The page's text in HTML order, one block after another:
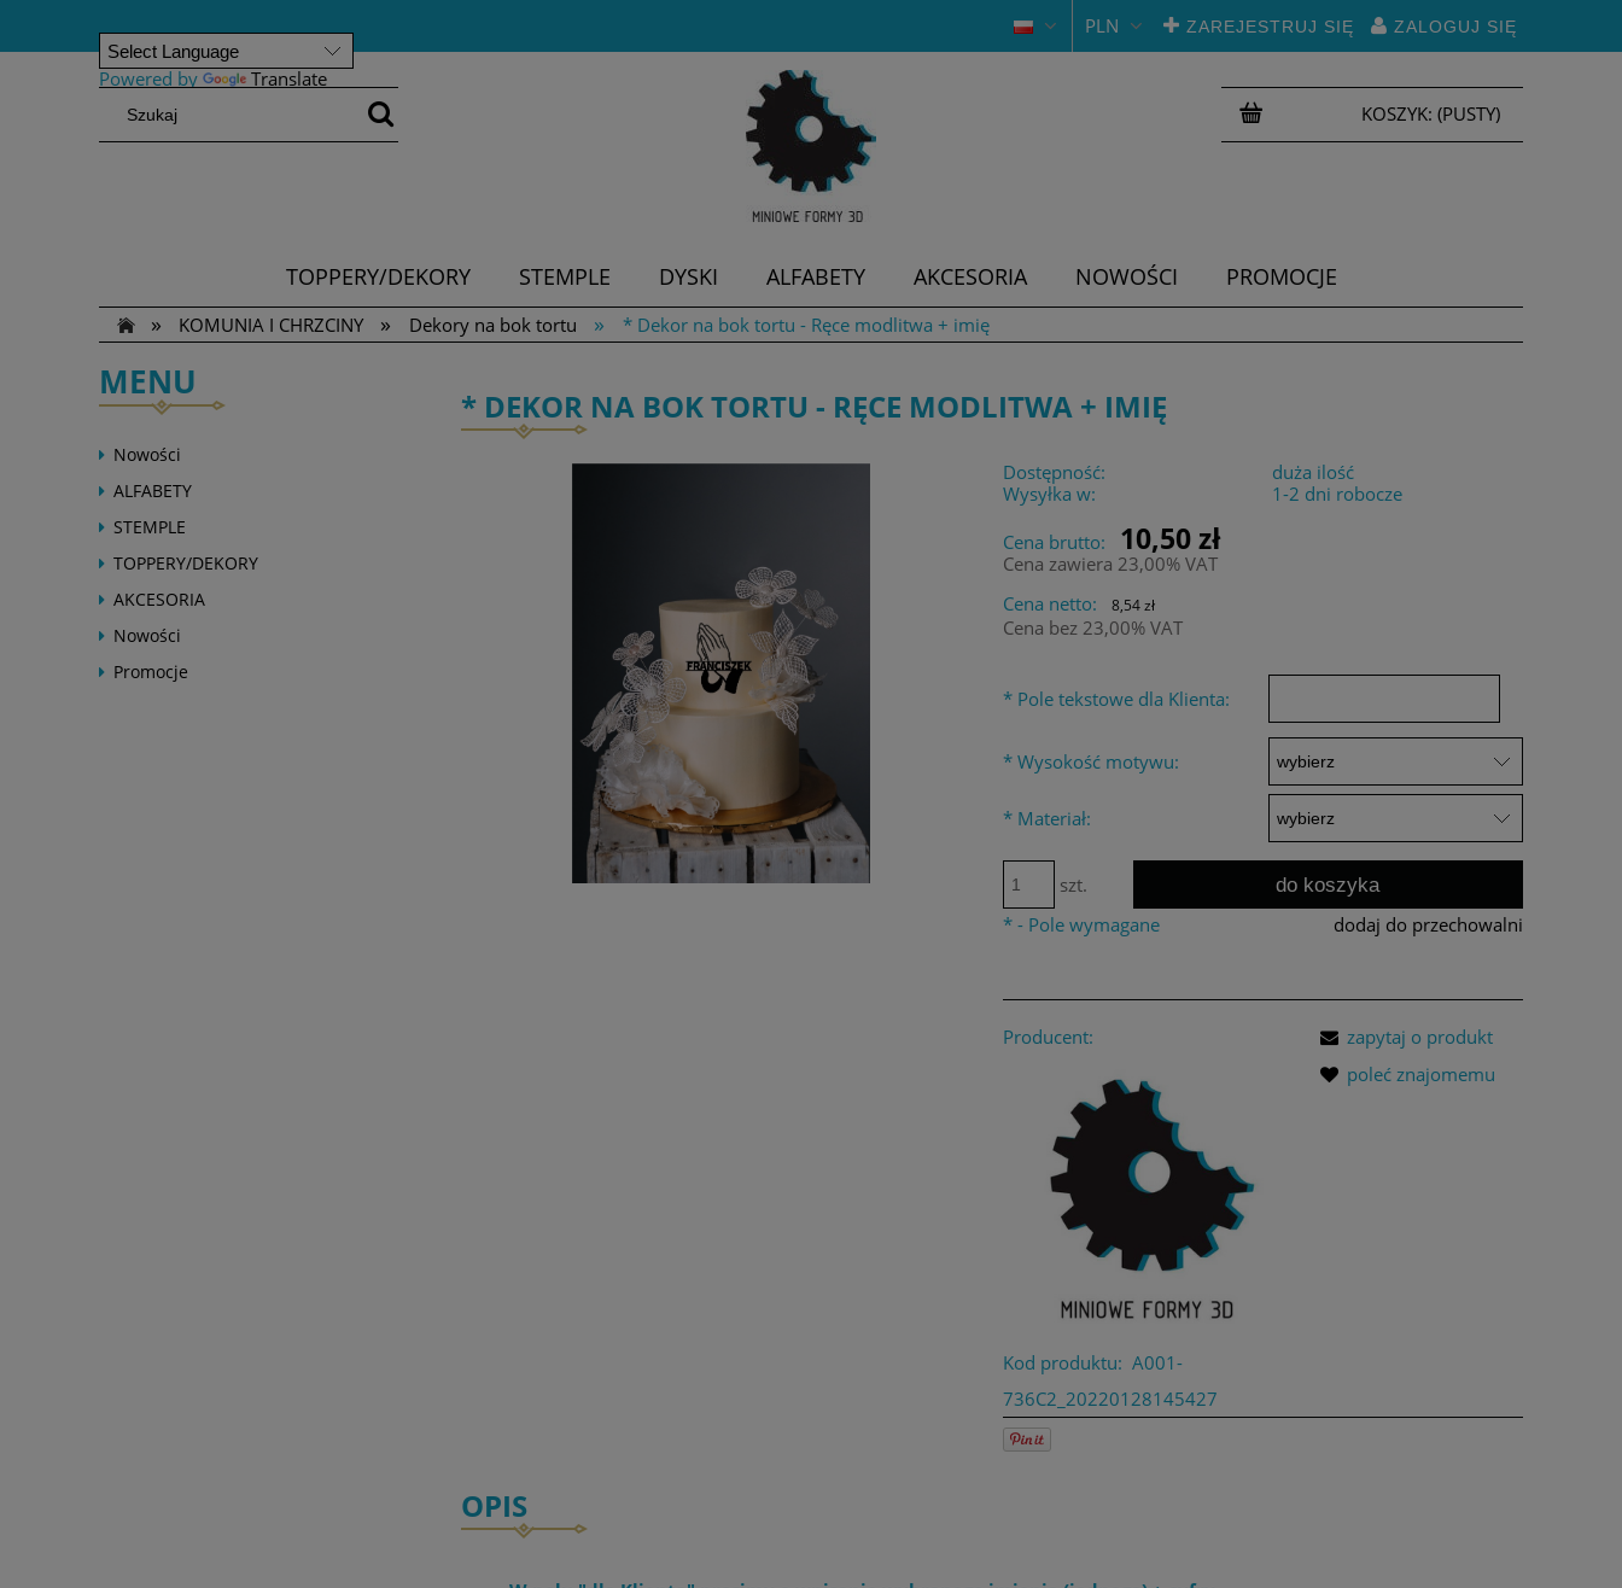
Powered by Translate
ZAREJESTRUJ SIĘ ZALOGUJ SIĘ
PLN
KOSZYK: (PUSTY)
TOPPERY/DEKORY STEMPLE DYSKI ALFABETY AKCESORIA NOWOŚCI
PROMOCJE
»
KOMUNIA I CHRZCINY » Dekory na bok tortu » * Dekor na bok tortu - Ręce modlitwa + imię
MENU
Nowości
ALFABETY
STEMPLE
TOPPERY/DEKORY
AKCESORIA
Nowości
Promocje
* DEKOR NA BOK TORTU - RĘCE MODLITWA + IMIĘ
Dostępność:
duża ilość
Wysyłka w:
1-2 dni robocze
Cena brutto:
10,50 zł
Cena zawiera 23,00% VAT
Cena netto:
8,54 zł
Cena bez 23,00% VAT
* Pole tekstowe dla Klienta:
* Wysokość motywu:
* Materiał:
szt.
do koszyka
dodaj do przechowalni
* - Pole wymagane
Producent:
Kod produktu: A001-
736C2_20220128145427
zapytaj o produkt
poleć znajomemu
OPIS